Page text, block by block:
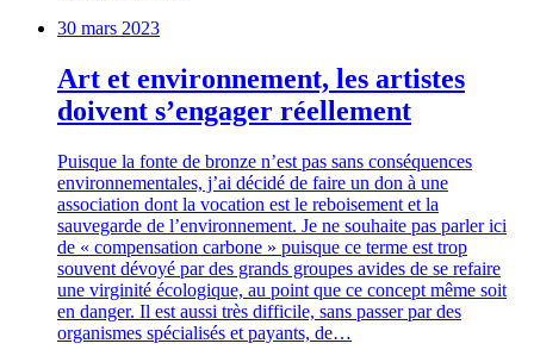
30 mars 2023
Art et environnement, les artistes
doivent s’engager réellement
Puisque la fonte de bronze n’est pas sans conséquences
environnementales, j’ai décidé de faire un don à une
association dont la vocation est le reboisement et la
sauvegarde de l’environnement. Je ne souhaite pas parler ici
de « compensation carbone » puisque ce terme est trop
souvent dévoyé par des grands groupes avides de se refaire
une virginité écologique, au point que ce concept même soit
en danger. Il est aussi très difficile, sans passer par des
organismes spécialisés et payants, de…